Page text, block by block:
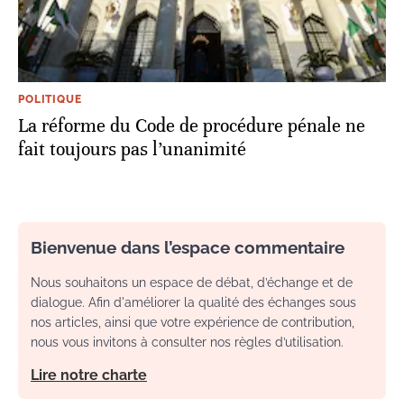
POLITIQUE
La réforme du Code de procédure pénale ne
fait toujours pas l’unanimité
Bienvenue dans l’espace commentaire
Nous souhaitons un espace de débat, d’échange et de
dialogue. Afin d'améliorer la qualité des échanges sous
nos articles, ainsi que votre expérience de contribution,
nous vous invitons à consulter nos règles d’utilisation.
Lire notre charte